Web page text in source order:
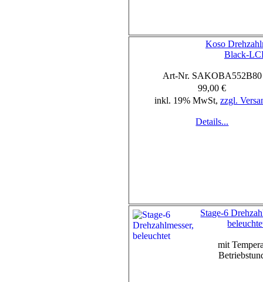
Koso
Black-
Art-Nr. SAKOBA552B80
99,00 €
inkl. 19% MwSt, zzgl.
Details...
Stage-6
mit